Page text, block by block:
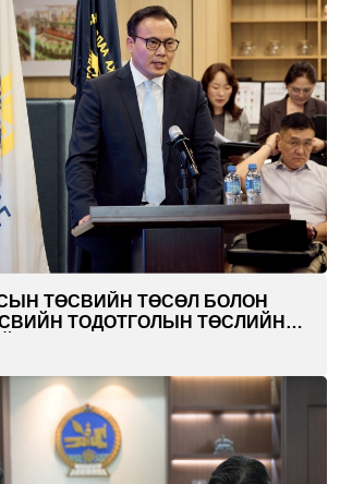
ТӨСВИЙН ТӨСӨЛ БОЛОН
ТОДОТГОЛЫН ТӨСЛИЙН
ХЭЛЭЛЦҮҮЛЭГ БОЛЛОО